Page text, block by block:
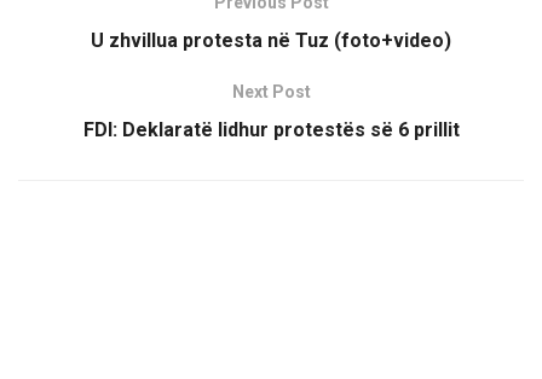
U zhvillua protesta në Tuz (foto+video)
Next Post
FDI: Deklaratë lidhur protestës së 6 prillit